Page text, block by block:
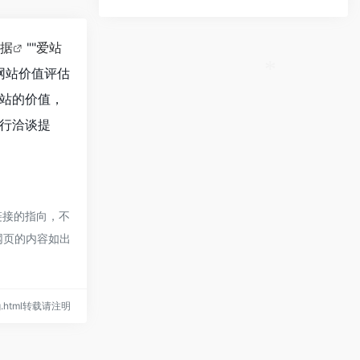
""爱站
站价值评估
的价值，
洽谈提
的指向，不
的内容如出
转载请注明